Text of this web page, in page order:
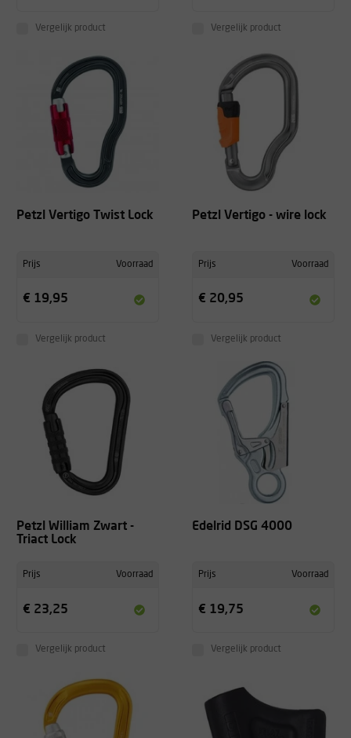
Vergelijk product Vergelijk product
Petzl Vertigo Twist Lock
Prijs Voorraad
€ 19,95
Vergelijk product
Petzl Vertigo - wire lock
Prijs Voorraad
€ 20,95
Vergelijk product
Petzl William Zwart -
Triact Lock
Prijs Voorraad
€ 23,25
Vergelijk product
Edelrid DSG 4000
Prijs Voorraad
€ 19,75
Vergelijk product